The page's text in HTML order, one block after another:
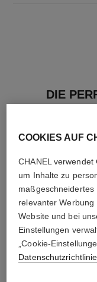
DIE
COOKIES AUF
CHANEL verwendet
um Inhalte zu
maßgeschneidertes
relevanter
Website und bei
Einstellungen
„Cookie-
Datenschutzrichtlinie